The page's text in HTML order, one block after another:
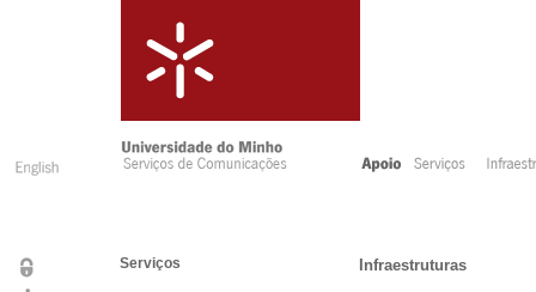
Serviços Infraestruturas